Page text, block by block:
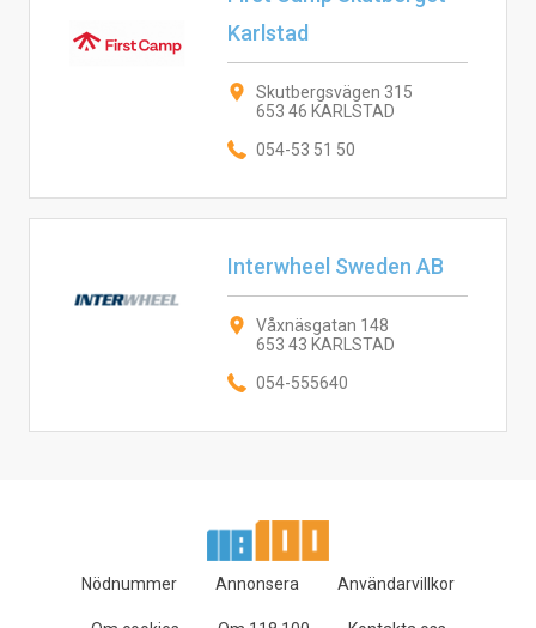
Karlstad
Skutbergsvägen 315
653 46 KARLSTAD
054-53 51 50
Interwheel Sweden AB
Våxnäsgatan 148
653 43 KARLSTAD
054-555640
Nödnummer Annonsera Användarvillkor